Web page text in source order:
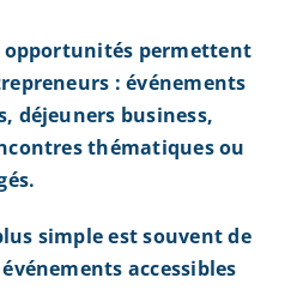
opportunités permettent
: événements
déjeuners business,
thématiques ou
simple est souvent de
accessibles